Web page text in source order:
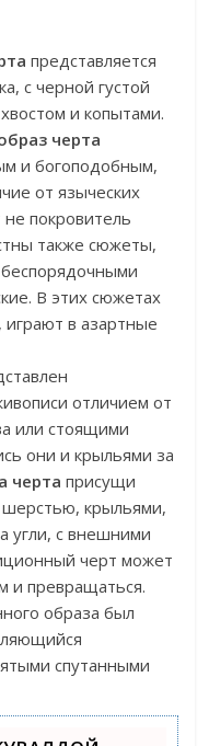
представляется
с черной густой
и копытами.
черта
и богоподобным,
от языческих
не покровитель
также сюжеты,
В этих сюжетах
играют в азартные
отличием от
или стоящими
они и крыльями за
черта присущи
шерстью, крыльями,
угли, с внешними
черт может
и превращаться.
образа был
спутанными